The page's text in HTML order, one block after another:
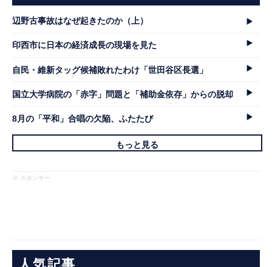
辺野古事故はなぜ起きたのか（上）
印西市に日本の経済成長の現場を見た
自民・維新タッグ候補敗れたわけ「世田谷区長選」
国立大学病院の「赤字」問題と「補助金依存」からの脱却
8月の「平和」合唱の欠陥、ふたたび
もっと見る
※ スポンサー